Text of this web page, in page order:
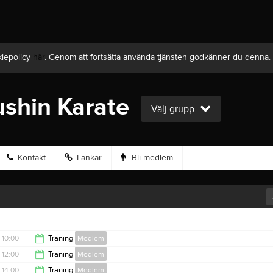
här. Genom att fortsätta använda tjänsten godkänner du denna.
Karate Välj grupp
Kontakt Länkar Bli medlem
10:00 Träning Medlem
11:30
12:00 Träning Medlem
14:00 Träning Medlem